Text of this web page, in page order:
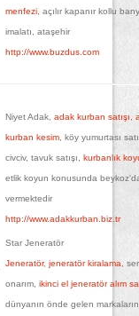
menfezi, açılır kapanır kollu
imalatı, ataşehir
http://www.buzdus.com
Niyet Adak, adak kurban satışı
kurban kesim, köy yumurtası
civciv, tavuk satışı, kurbanlık
etlik koyun konusunda
vermektedir
http://www.adakkurban.biz.tr
Star Jeneratör
Jeneratör, jeneratör kiralama ,
onarım, ikinci el jeneratör alım
dünyanın önde gelen